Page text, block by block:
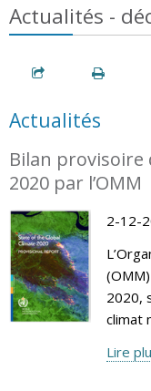
Actualités -
Actualités
Bilan provisoire
2020 par l’OMM
2-12-
2020,
climat
Lire